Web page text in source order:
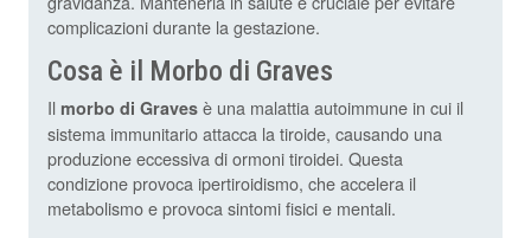
complicazioni durante la gestazione.
Cosa è il Morbo di Graves
Il morbo di Graves è una malattia autoimmune in cui il
sistema immunitario attacca la tiroide, causando una
produzione eccessiva di ormoni tiroidei. Questa
condizione provoca ipertiroidismo, che accelera il
metabolismo e provoca sintomi fisici e mentali.